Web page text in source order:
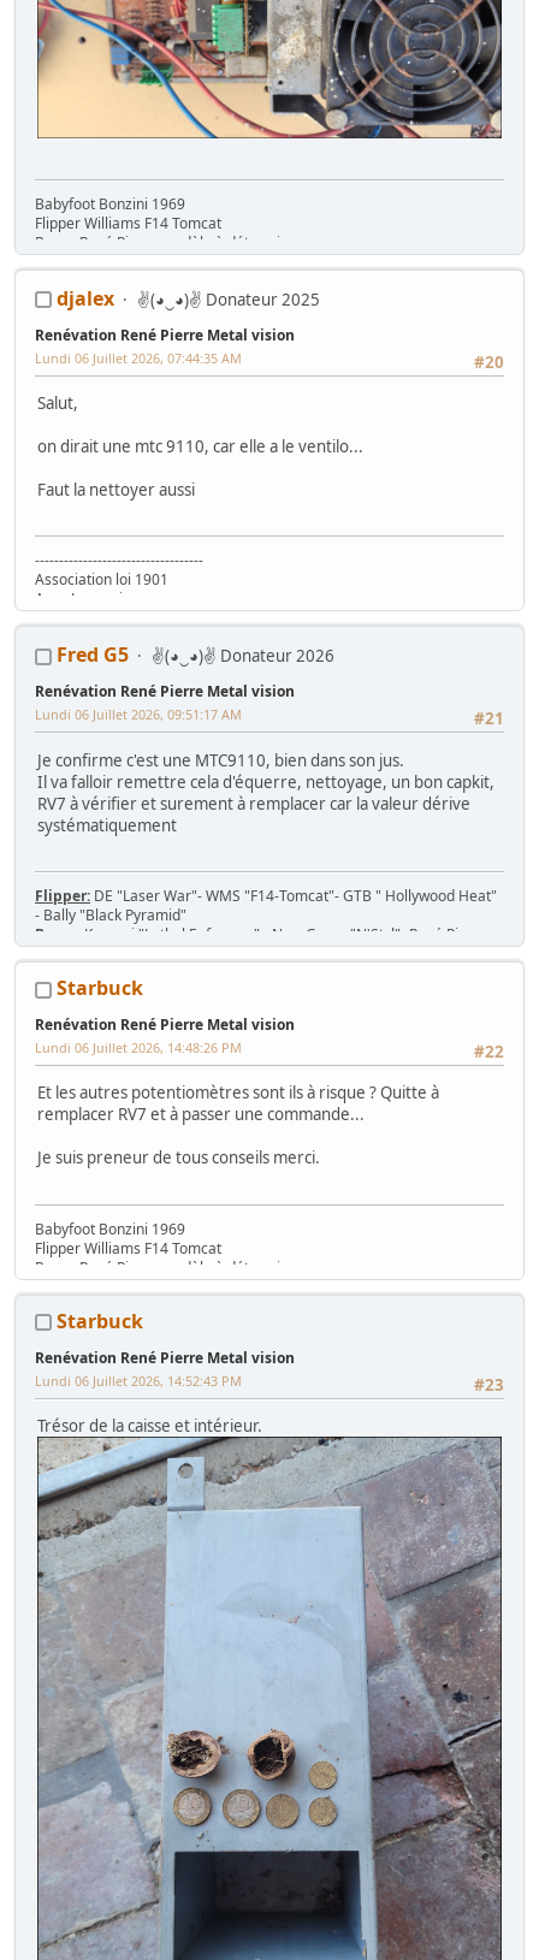
Babyfoot Bonzini 1969
Flipper Williams F14 Tomcat
Borne René Pierre modèle à déterminer....
djalex ✌(◕‿◕)✌ Donateur 2025
Renévation René Pierre Metal vision
#20
Lundi 06 Juillet 2026, 07:44:35 AM
Salut,
on dirait une mtc 9110, car elle a le ventilo...
Faut la nettoyer aussi
-----------------------------------
Association loi 1901
Asso Lyonnaise
www.ARCADEINTHEBOX.com
Fred G5 ✌(◕‿◕)✌ Donateur 2026
Renévation René Pierre Metal vision
#21
Lundi 06 Juillet 2026, 09:51:17 AM
Je confirme c'est une MTC9110, bien dans son jus.
Il va falloir remettre cela d'équerre, nettoyage, un bon capkit,
RV7 à vérifier et surement à remplacer car la valeur dérive
systématiquement
Flipper: DE "Laser War"- WMS "F14-Tomcat"- GTB " Hollywood Heat"
- Bally "Black Pyramid"
Borne:
Konami "Lethal Enforcers" - New Game "N'Styl"- René Pierre
1982 - Jeutel Neo Geo 16/9 - Simulateur Twin Konami "Midnight Run
Jeu/Système de jeu:
Console:Nintendo SNES 2CHIP, SNES 1CHIP-02 + 43 jeux
Starbuck
Renévation René Pierre Metal vision
#22
Lundi 06 Juillet 2026, 14:48:26 PM
Et les autres potentiomètres sont ils à risque ? Quitte à
remplacer RV7 et à passer une commande...
Je suis preneur de tous conseils merci.
Babyfoot Bonzini 1969
Flipper Williams F14 Tomcat
Borne René Pierre modèle à déterminer....
Starbuck
Renévation René Pierre Metal vision
#23
Lundi 06 Juillet 2026, 14:52:43 PM
Trésor de la caisse et intérieur.